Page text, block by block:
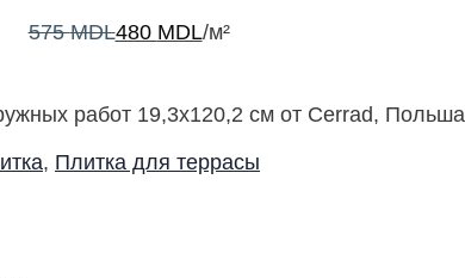
575MDL480 MDL/м²
работ 19,3х120,2 см от Cerrad, Польша
, Плитка для террасы